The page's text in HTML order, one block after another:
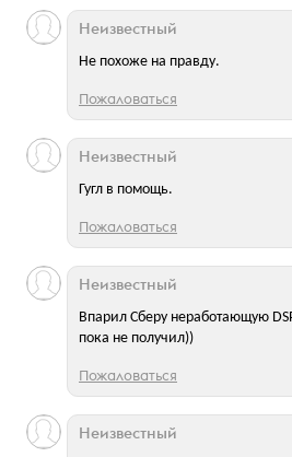
Не похоже на правду.
Неизвестный
Пожаловаться
Гугл в помощь.
Неизвестный
Пожаловаться
Впарил Сберу неработающую
пока не получил))
Неизвестный
Пожаловаться
Неизвестный